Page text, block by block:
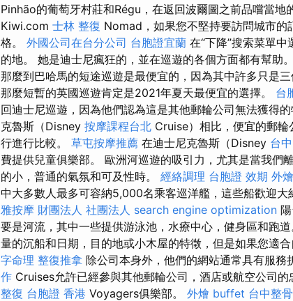
Pinhão的葡萄牙村莊和Régu，在返回波爾圖之前品嚐當地
Kiwi.com 士林 整復 Nomad，如果您不堅持要訪問城市
格。 外國公司在台分公司 台胞證宜蘭 在“下降”搜索菜單
的地。 她是迪士尼瘋狂的，並在巡遊的各個方面都有幫助。
那麼到巴哈馬的短途巡遊是最便宜的，因為其中許多只是三
那麼短暫的英國巡遊肯定是2021年夏天最便宜的選擇。 台
回迪士尼巡遊，因為他們認為這是其他郵輪公司無法獲得的
克魯斯（Disney 按摩課程台北 Cruise）相比，便宜的郵
行進行比較。 草屯按摩推薦 在迪士尼克魯斯（Disney 台
費提供兒童俱樂部。 歐洲河巡遊的吸引力，尤其是當我們
的小，普通的氣氛和可及性時。 經絡調理 台胞證 效期 外
中大多數人最多可容納5,000名乘客巡洋艦，這些船歡迎大
雅按摩 財團法人 社團法人 search engine optimization
要是河流，其中一些提供游泳池，水療中心，健身區和跑
量的沉船和日期，目的地或小木屋的特徵，但是如果您適
字命理 整復推拿 除公司本身外，他們的網站通常具有服務
作 Cruises允許已經參與其他郵輪公司，酒店或航空公司
整復 台胞證 香港 Voyagers俱樂部。 外燴 buffet 台中整